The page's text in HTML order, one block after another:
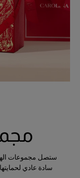
ستصل مجموعات
سادة عادي